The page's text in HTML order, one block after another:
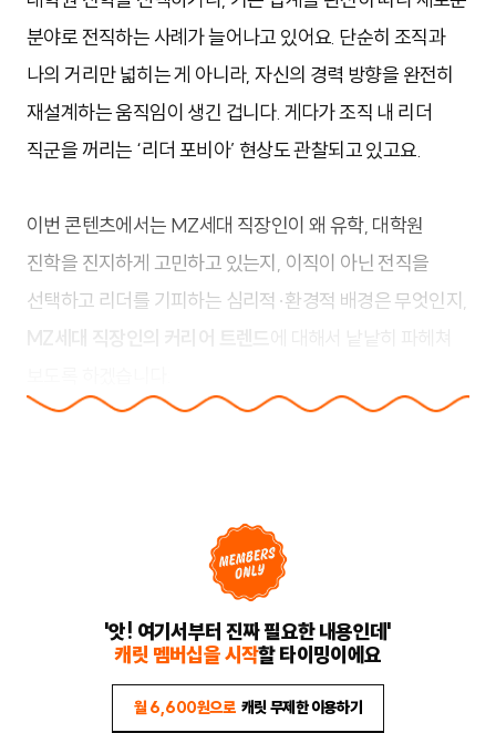
분야로 전직하는 사례가 늘어나고 있어요. 단순히 조직과
나의 거리만 넓히는 게 아니라, 자신의 경력 방향을 완전히
재설계하는 움직임이 생긴 겁니다. 게다가 조직 내 리더
직군을 꺼리는 ‘리더 포비아’ 현상도 관찰되고 있고요.
이번 콘텐츠에서는 MZ세대 직장인이 왜 유학, 대학원
진학을 진지하게 고민하고 있는지, 이직이 아닌 전직을
선택하고 리더를 기피하는 심리적·환경적 배경은 무엇인지,
MZ세대 직장인의 커리어 트렌드
에 대해서 낱낱히 파헤쳐
'앗! 여기서부터 진짜 필요한 내용인데'
캐릿 멤버십을 시작할 타이밍이에요
월 6,600원으로 캐릿 무제한 이용하기